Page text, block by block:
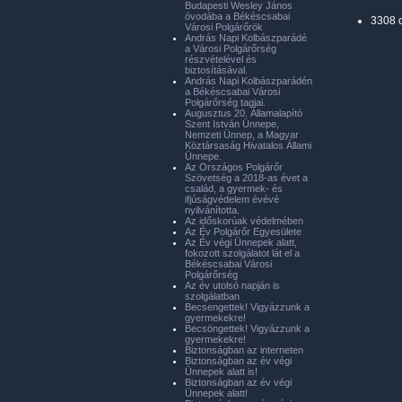
3308
Budapesti Wesley János
óvodába a Békéscsabai
Városi Polgárőrök
András Napi Kolbászparádé
a Városi Polgárőrség
részvételével és
biztosításával.
András Napi Kolbászparádén
a Békéscsabai Városi
Polgárőrség tagjai.
Augusztus 20. Államalapító
Szent István Ünnepe,
Nemzeti Ünnep, a Magyar
Köztársaság Hivatalos Állami
Ünnepe.
Az Országos Polgárőr
Szövetség a 2018-as évet a
család, a gyermek- és
ifjúságvédelem évévé
nyilvánította.
Az időskorúak védelmében
Az Év Polgárőr Egyesülete
Az Év végi Ünnepek alatt,
fokozott szolgálatot lát el a
Békéscsabai Városi
Polgárőrség
Az év utolsó napján is
szolgálatban
Becsengettek! Vigyázzunk a
gyermekekre!
Becsöngettek! Vigyázzunk a
gyermekekre!
Biztonságban az interneten
Biztonságban az év végi
Ünnepek alatt is!
Biztonságban az év végi
Ünnepek alatt!